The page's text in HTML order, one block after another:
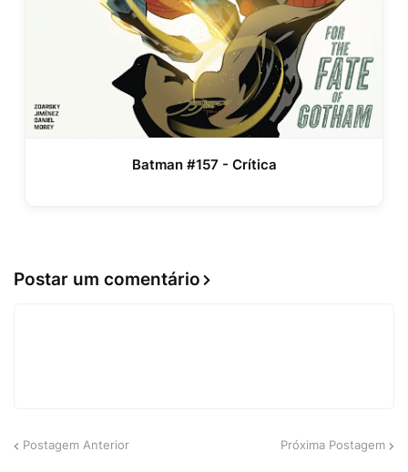
Batman #157 - Crítica
Postar um comentário
Postagem Anterior Próxima Postagem